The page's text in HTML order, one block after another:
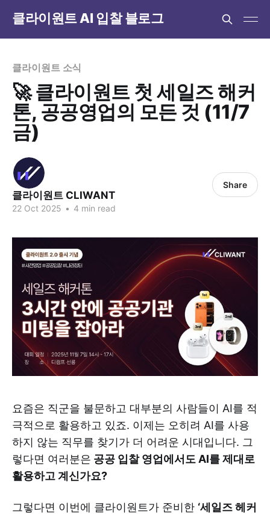
클라이원트 AI 입찰 블로그
클라이원트 소식
🚀 클라이원트 첫 세일즈 해커
톤, 공공영업의 모든 것 (11/7
금)
클라이원트 CLIWANT
22 Oct 2025 • 4 min read
Share
요즘은 직군을 불문하고 대부분의 사람들이 AI를 적
극적으로 활용하고 있죠. 이제는 오히려 AI를 사용
하지 않는 직무를 찾기가 더 어려운 시대입니다. 그
렇다면 여러분은 공공 입찰 영업에서도 AI를 제대로
활용하고 계신가요?
그렇다면 이번에 클라이원트가 준비한 ‘세일즈 헤커